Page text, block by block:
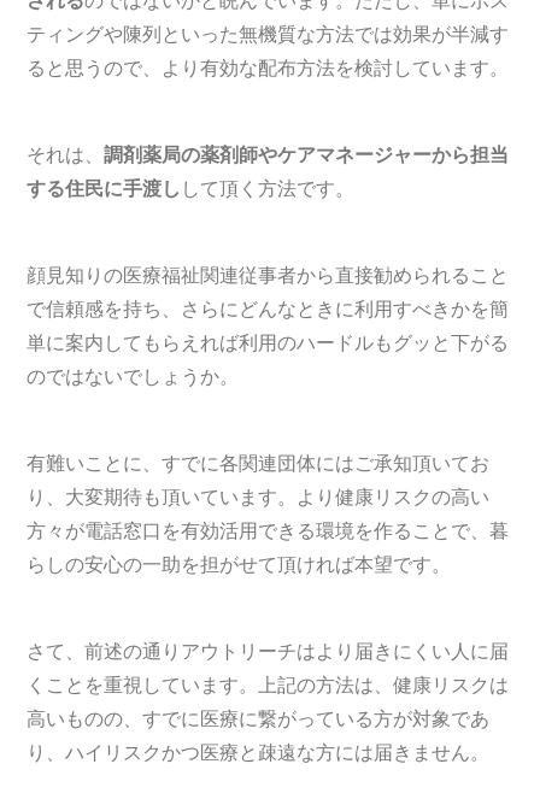
ティングや陳列といった無機質な方法では効果が半減す
ると思うので、より有効な配布方法を検討しています。
それは、調剤薬局の薬剤師やケアマネージャーから担当
する住民に手渡し して頂く方法です。
顔見知りの医療福祉関連従事者から直接勧められること
で信頼感を持ち、さらにどんなときに利用すべきかを簡
単に案内してもらえれば利用のハードルもグッと下がる
のではないでしょうか。
有難いことに、すでに各関連団体にはご承知頂いてお
り、大変期待も頂いています。より健康リスクの高い
方々が電話窓口を有効活用できる環境を作ることで、暮
らしの安心の一助を担がせて頂ければ本望です。
さて、前述の通りアウトリーチはより届きにくい人に届
くことを重視しています。上記の方法は、健康リスクは
高いものの、すでに医療に繋がっている方が対象であ
り、ハイリスクかつ医療と疎遠な方には届きません。